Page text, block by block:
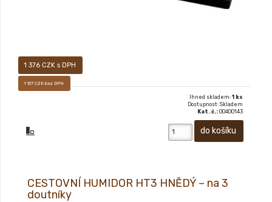
1 376 CZK s DPH
1 137 CZK bez DPH
Ihned skladem:1 ks
Dostupnost: Skladem
Kat. č.: 00400143
CESTOVNÍ HUMIDOR HT3 HNĚDÝ – na 3
doutníky